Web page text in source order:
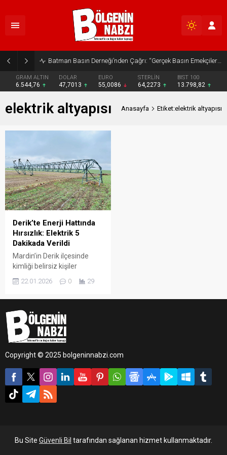
Batman Basın Derneği’nden Çağrı: “Gerçek Basın Emekçileri Desteklenmeli”
GRAM ALTIN
6.544,76
DOLAR
47,7013
EURO
55,0086
STERLİN
64,2273
BIST 100
13.798,82
elektrik altyapısı Anasayfa Etiket:elektrik altyapısı
Derik’te Enerji Hattında
Hırsızlık: Elektrik 5
Dakikada Verildi
Mardin’in Derik ilçesinde
kimliği belirsiz kişiler
hattına ait destek
devrildi. Yaşanan olaya
rağmen Dicle Elektrik’in
bölgeye yaptığı altyapı
uzun süreli elektrik kesintisi
yaşanmadı.
22.01.2026 0 29
Copyright © 2025 bolgeninnabzi.com
Bu Site Güvenli Bil tarafından sağlanan hizmet kullanmaktadır.